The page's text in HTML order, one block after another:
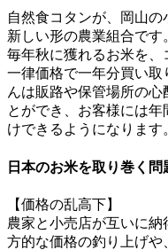
自然食コタンが、岡山
新しい形の農業組合です
毎年秋に獲れるお米を、
一律価格で一年分買い取
んは販路や保管場所の
とができ、お客様には
けできるようになります
日本のお米を取り巻く
【価格の乱高下】
農家と小売店が互いに
方的な価格の釣り上げ